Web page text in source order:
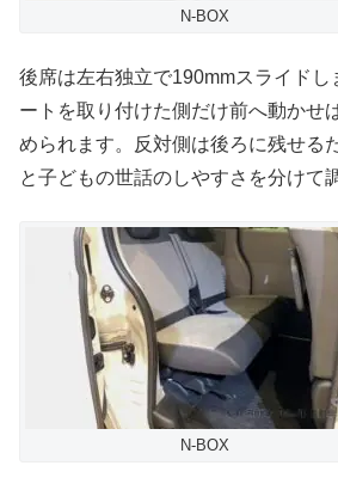
N-BOX
後席は左右独立で190mmスライドし
ートを取り付けた側だけ前へ動かせ
められます。反対側は後ろに残せる
と子どもの世話のしやすさを分けて
N-BOX